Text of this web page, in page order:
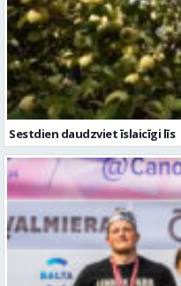
Sestdien daudzviet īslaicīgi līs